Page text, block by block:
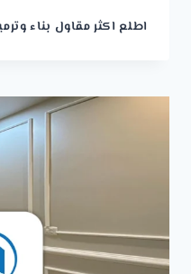
اطلع اكثر مقاول بناء